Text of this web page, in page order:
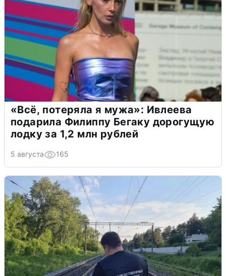
«Всё, потеряла я мужа»: Ивлеева
подарила Филиппу Бегаку дорогущую
лодку за 1,2 млн рублей
5 августа 165